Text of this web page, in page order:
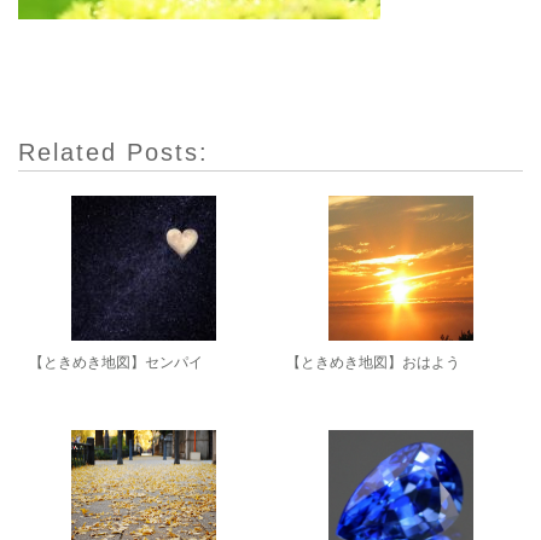
Related Posts:
【ときめき地図】センパイ 【ときめき地図】おはよう